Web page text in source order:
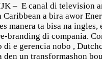
– E canal di television
Caribbean a bira awor
manera ta bisa na ingles,
branding di compania.
di e gerencia nobo ,
den un transformashon